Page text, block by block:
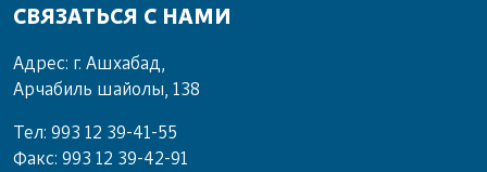
СВЯЗАТЬСЯ С НАМИ
Адрес: г. Ашхабад,
Арчабиль шайолы, 138
Тел: 993 12 39-41-55
Факс: 993 12 39-42-91